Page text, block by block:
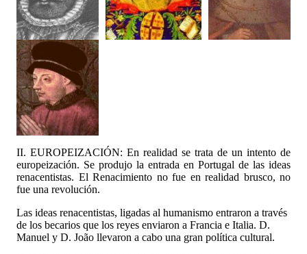
II. EUROPEIZACIÓN: En realidad se trata de un intento de
europeización. Se produjo la entrada en Portugal de las ideas
renacentistas. El Renacimiento no fue en realidad brusco, no
fue una revolución.
Las ideas renacentistas, ligadas al humanismo entraron a través
de los becarios que los reyes enviaron a Francia e Italia. D.
Manuel y D. João llevaron a cabo una gran política cultural.